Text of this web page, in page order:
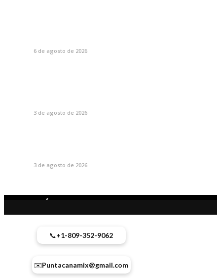
6 de agosto de 2026
3 de agosto de 2026
3 de agosto de 2026
CONTÁCTANOS
📞+1-809-352-9062
✉️Puntacanamix@gmail.com